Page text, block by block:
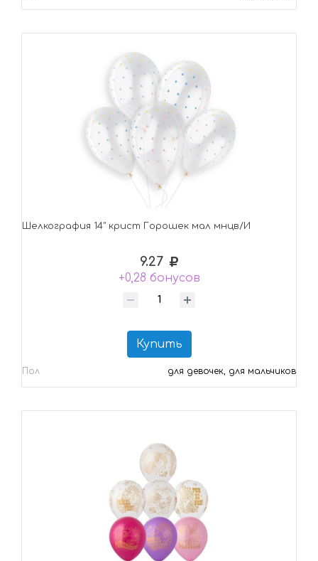
Шелкография 14" крист Горошек мал мнцв/И
9.27
+0,28 бонусов
Купить
Пол для девочек, для мальчиков